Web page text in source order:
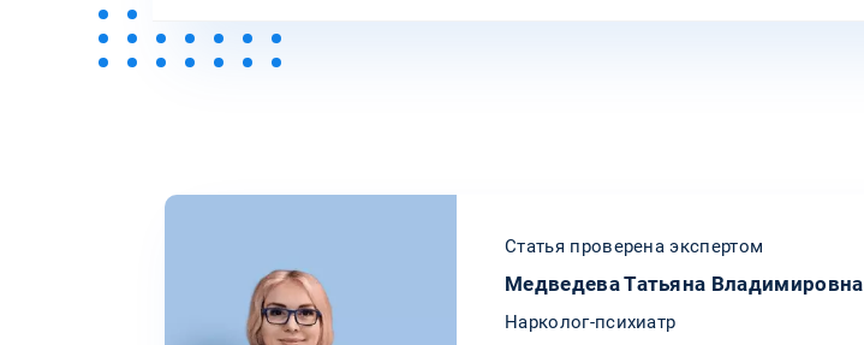
Статья проверена экспертом
Медведева Татьяна Владимировна
Нарколог-психиатр